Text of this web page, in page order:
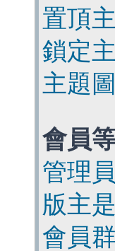
置頂
鎖定
主題
會員
管理
版主
會員